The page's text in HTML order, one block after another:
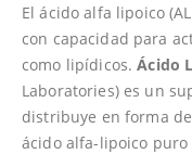
imágenes
El ácido alfa lipoico
con capacidad para
como lipídicos.Ácido
Laboratories) es un
distribuye en forma
ácido alfa-lipoico